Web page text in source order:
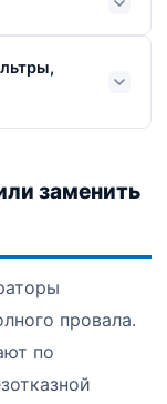
заменить
провала.
по